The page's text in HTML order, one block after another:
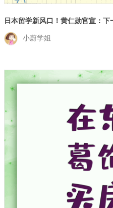
日本留学新风口！黄仁勋官宣：下
小蔚学姐